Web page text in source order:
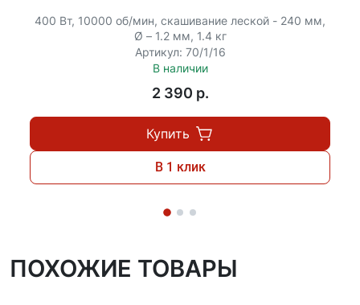
экономичность расхода топлива.
Ресанта БТР-1500Р отличается разборным
400 Вт, 10000 об/мин, скашивание леской - 240 мм,
Ø – 1.2 мм, 1.4 кг
Артикул: 70/1/16
В наличии
2 390 p.
Купить
В 1 клик
ПОХОЖИЕ ТОВАРЫ